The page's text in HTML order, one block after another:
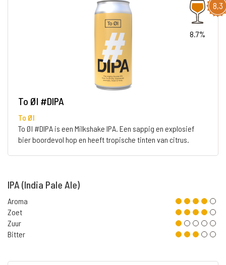
8,3
8.7%
To Øl #DIPA
To Øl
To Øl #DIPA is een Milkshake IPA. Een sappig en explosief
bier boordevol hop en heeft tropische tinten van citrus.
IPA (India Pale Ale)
Aroma
Zoet
Zuur
Bitter